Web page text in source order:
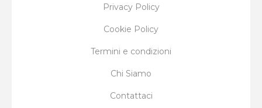
Privacy Policy
Cookie Policy
Termini e condizioni
Chi Siamo
Contattaci